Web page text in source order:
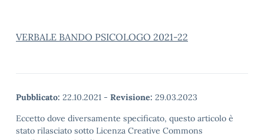
VERBALE BANDO PSICOLOGO 2021-22
Pubblicato: 22.10.2021 - Revisione: 29.03.2023
Eccetto dove diversamente specificato, questo articolo è
stato rilasciato sotto Licenza Creative Commons